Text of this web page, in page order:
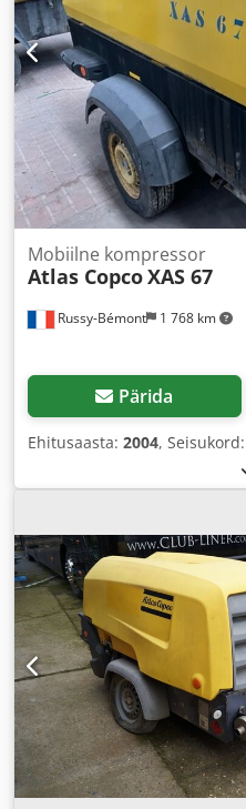
Russy-Bémont 1 768 km
Mobiilne kompressor
Atlas CopcoXAS 67
Pärida
Ehitusaasta: 2004, Seisukord: